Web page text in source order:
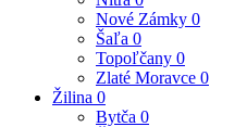
Nové Zámky 0
Šaľa 0
Topoľčany 0
Zlaté Moravce 0
Žilina 0
Bytča 0